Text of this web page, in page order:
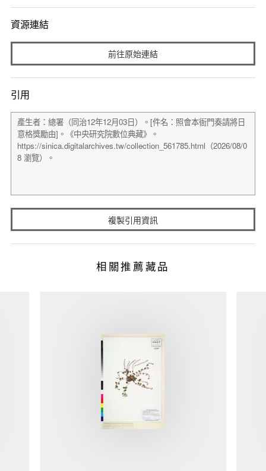
資源連結
前往原始連結
引用
複製引用資訊
相關推薦藏品